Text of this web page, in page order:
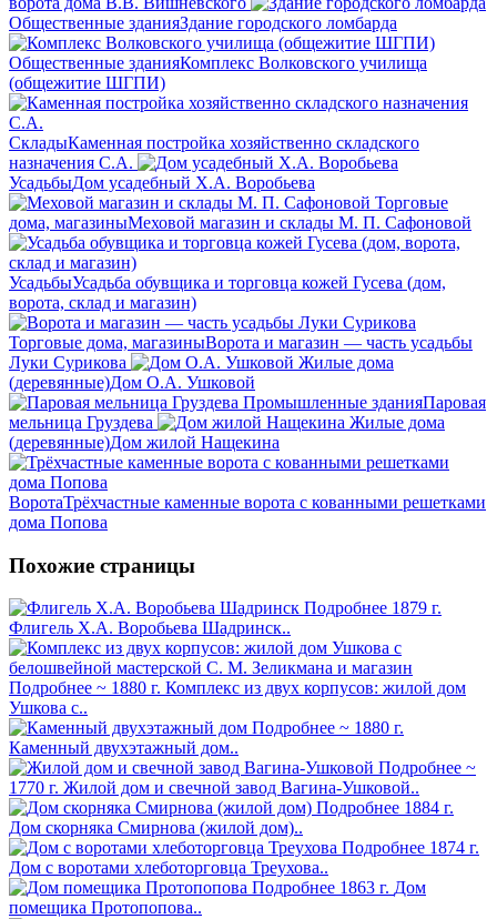
Общественные зданияЗдание городского ломбарда
Общественные зданияКомплекс Волковского училища
(общежитие ШГПИ)
СкладыКаменная постройка хозяйственно складского
назначения С.А.
УсадьбыДом усадебный Х.А. Воробьева
Торговые
дома, магазиныМеховой магазин и склады М. П. Сафоновой
УсадьбыУсадьба обувщика и торговца кожей Гусева (дом,
ворота, склад и магазин)
Торговые дома, магазиныВорота и магазин — часть усадьбы
Луки Сурикова
Жилые дома
(деревянные)Дом О.А. Ушковой
Промышленные зданияПаровая
мельница Груздева
Жилые дома
(деревянные)Дом жилой Нащекина
ВоротаТрёхчастные каменные ворота с кованными решетками
дома Попова
Похожие страницы
Подробнее 1879 г.
Флигель Х.А. Воробьева Шадринск..
Подробнее ~ 1880 г. Комплекс из двух корпусов: жилой дом
Ушкова с..
Подробнее ~ 1880 г.
Каменный двухэтажный дом..
Подробнее ~
1770 г. Жилой дом и свечной завод Вагина-Ушковой..
Подробнее 1884 г.
Дом скорняка Смирнова (жилой дом)..
Подробнее 1874 г.
Дом с воротами хлеботорговца Треухова..
Подробнее 1863 г. Дом
помещика Протопопова..